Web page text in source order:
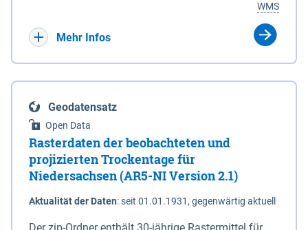
Eigenschaft eines Sperrwerkes durch Widmung, die
die Deichbehörde durch Verordnung ausspricht.
sowie Status der bestehenden Wolfsterritorien im
laufenden Monitoringjahr.
WMS
Mehr Infos
Geodatensatz
Open Data
Rasterdaten der beobachteten und
projizierten Trockentage für
Niedersachsen (AR5-NI Version 2.1)
Aktualität der Daten:seit 01.01.1931, gegenwärtig aktuell